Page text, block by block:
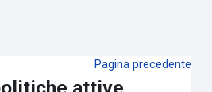
Pagina precedente